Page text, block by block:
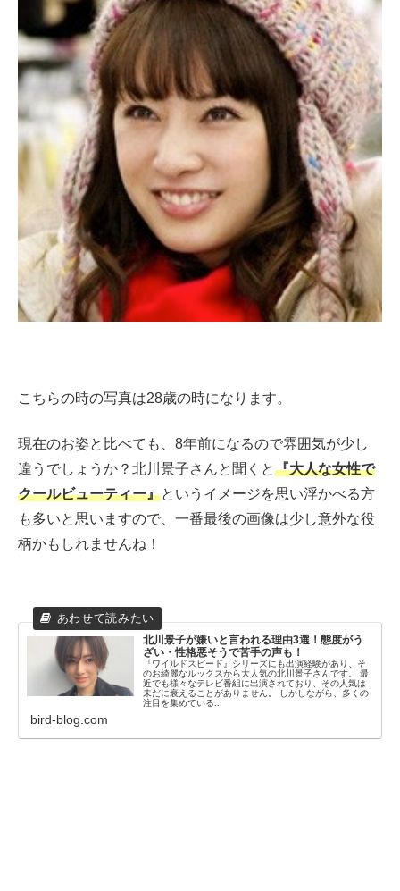
こちらの時の写真は28歳の時になります。
現在のお姿と比べても、8年前になるので雰囲気が少し
違うでしょうか？北川景子さんと聞くと『大人な女性で
クールビューティー』というイメージを思い浮かべる方
も多いと思いますので、一番最後の画像は少し意外な役
柄かもしれませんね！
北川景子が嫌いと言われる理由3選！態度がう
ざい・性格悪そうで苦手の声も！
『ワイルドスピード』シリーズにも出演経験があり、そ
のお綺麗なルックスから大人気の北川景子さんです。 最
近でも様々なテレビ番組に出演されており、その人気は
未だに衰えることがありません。 しかしながら、多くの
注目を集めている...
bird-blog.com